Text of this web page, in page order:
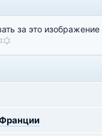
за это изображение